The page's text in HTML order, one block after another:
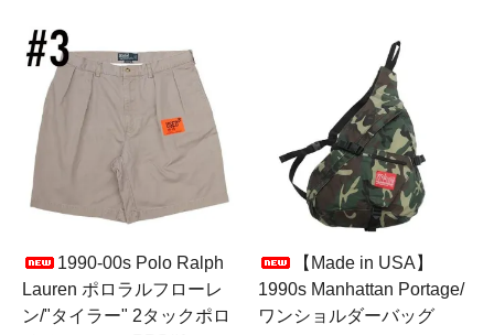
1990-00s Polo Ralph
Lauren ポロラルフローレ
ン/"タイラー" 2タックポロ
【Made in USA】
1990s Manhattan Portage/
ワンショルダーバッグ